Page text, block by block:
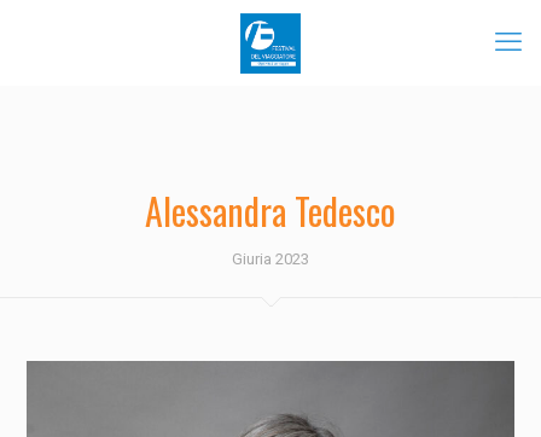
Alessandra Tedesco
Giuria 2023